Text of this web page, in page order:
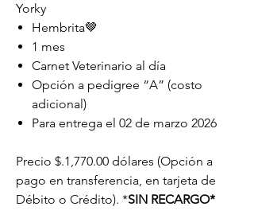
Yorky
Hembrita🤎
1 mes
Carnet Veterinario al día
Opción a pedigree “A” (costo
adicional)
Para entrega el 02 de marzo 2026
Precio $.1,770.00 dólares (Opción a
pago en transferencia, en tarjeta de
Débito o Crédito). *SIN RECARGO*